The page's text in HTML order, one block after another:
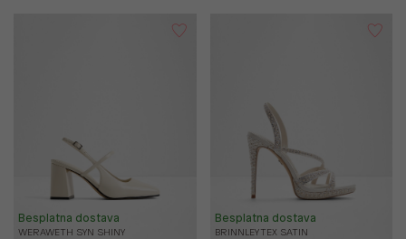
WERAWETH SYN SHINY
Besplatna dostava
BRINNLEY TEX SATIN
Besplatna dostava